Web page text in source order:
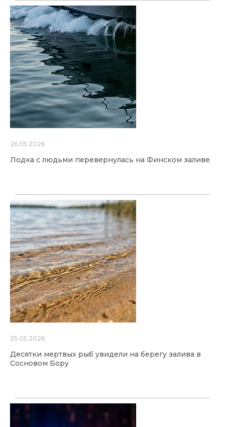
26.05.2026
Лодка с людьми перевернулась на Финском заливе
25.05.2026
Десятки мертвых рыб увидели на берегу залива в
Сосновом Бору